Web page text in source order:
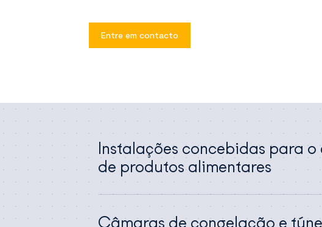
Entre em contacto
Instalações concebidas para
de produtos alimentares
Câmaras de congelação e